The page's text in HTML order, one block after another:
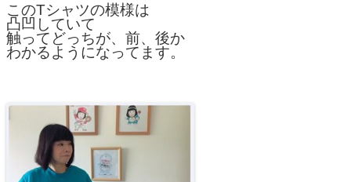
このTシャツの模様は
凸凹していて
触ってどっちが、前、後か
わかるようになってます。